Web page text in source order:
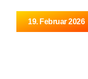
19. Februar 2026